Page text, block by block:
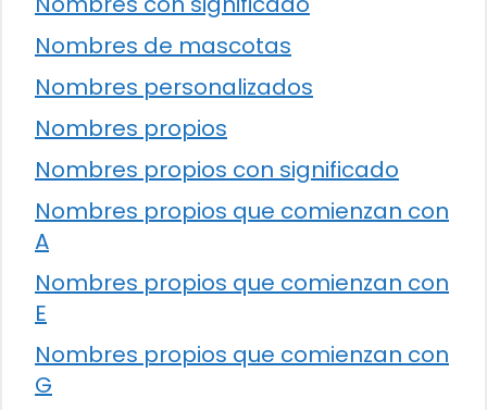
Nombres de mascotas
Nombres personalizados
Nombres propios
Nombres propios con significado
Nombres propios que comienzan con
A
Nombres propios que comienzan con
E
Nombres propios que comienzan con
G